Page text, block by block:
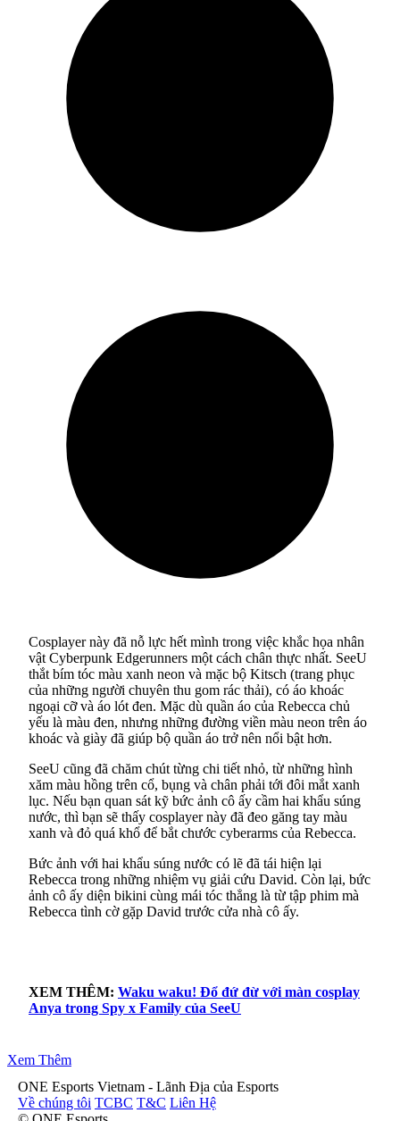
Cosplayer này đã nỗ lực hết mình trong việc khắc họa nhân
vật Cyberpunk Edgerunners một cách chân thực nhất. SeeU
thắt bím tóc màu xanh neon và mặc bộ Kitsch (trang phục
của những người chuyên thu gom rác thải), có áo khoác
ngoại cỡ và áo lót đen. Mặc dù quần áo của Rebecca chủ
yếu là màu đen, nhưng những đường viền màu neon trên áo
khoác và giày đã giúp bộ quần áo trở nên nổi bật hơn.
SeeU cũng đã chăm chút từng chi tiết nhỏ, từ những hình
xăm màu hồng trên cổ, bụng và chân phải tới đôi mắt xanh
lục. Nếu bạn quan sát kỹ bức ảnh cô ấy cầm hai khẩu súng
nước, thì bạn sẽ thấy cosplayer này đã đeo găng tay màu
xanh và đỏ quá khổ để bắt chước cyberarms của Rebecca.
Bức ảnh với hai khẩu súng nước có lẽ đã tái hiện lại
Rebecca trong những nhiệm vụ giải cứu David. Còn lại, bức
ảnh cô ấy diện bikini cùng mái tóc thẳng là từ tập phim mà
Rebecca tình cờ gặp David trước cửa nhà cô ấy.
XEM THÊM: Waku waku! Đổ đứ đừ với màn cosplay
Anya trong Spy x Family của SeeU
Xem Thêm
ONE Esports Vietnam - Lãnh Địa của Esports
Về chúng tôi TCBC T&C Liên Hệ